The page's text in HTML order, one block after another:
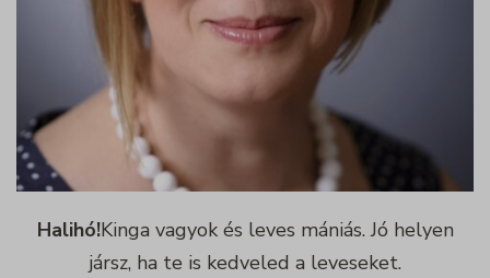
Halihó!Kinga vagyok és leves mániás. Jó helyen
jársz, ha te is kedveled a leveseket.
Részletek megjelenítése